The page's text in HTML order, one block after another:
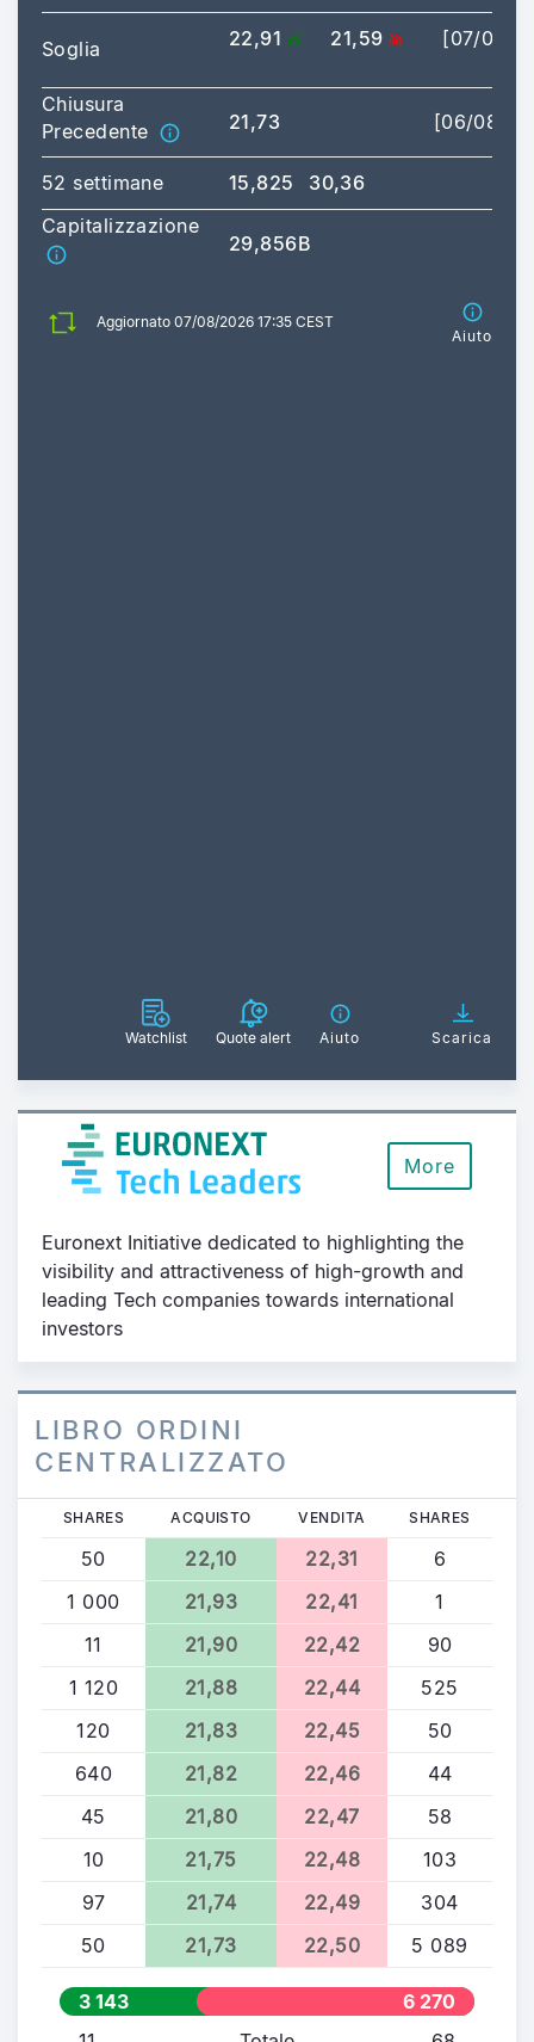
Soglia 22,91 21,59
[07/08/
Chiusura
Precedente
21,73 [06/08/
52 settimane 15,825
30,36
Capitalizzazione
29,856B
Aggiornato 07/08/2026 17:35 CEST
Aiuto
Watchlist Quote alert Aiuto Scarica
More
Euronext Initiative dedicated to highlighting the
visibility and attractiveness of high-growth and
leading Tech companies towards international
investors
LIBRO ORDINI
CENTRALIZZATO
SHARES ACQUISTO VENDITA SHARES
50 22,10 22,31
6
1 000
21,93 22,41
1
11
21,90 22,42
90
1 120
21,88 22,44
525
120
21,83 22,45
50
640
21,82 22,46
44
45
21,80 22,47
58
10
21,75 22,48
103
97
21,74 22,49
304
50
21,73 22,50 5 089
3 143
6 270